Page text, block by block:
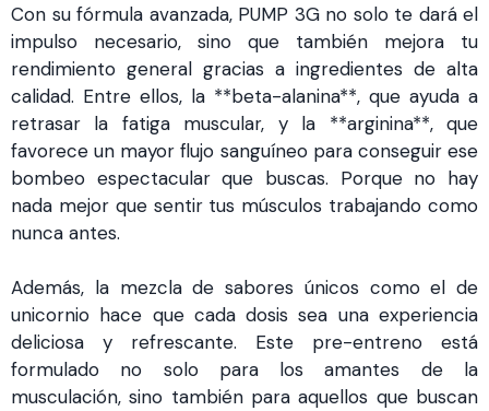
Con su fórmula avanzada, PUMP 3G no solo te dará el
impulso necesario, sino que también mejora tu
rendimiento general gracias a ingredientes de alta
calidad. Entre ellos, la **beta-alanina**, que ayuda a
retrasar la fatiga muscular, y la **arginina**, que
favorece un mayor flujo sanguíneo para conseguir ese
bombeo espectacular que buscas. Porque no hay
nada mejor que sentir tus músculos trabajando como
nunca antes.
Además, la mezcla de sabores únicos como el de
unicornio hace que cada dosis sea una experiencia
deliciosa y refrescante. Este pre-entreno está
formulado no solo para los amantes de la
musculación, sino también para aquellos que buscan